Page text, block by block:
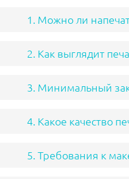
1. Можно ли
2. Как выглядит
3. Минимальный
4. Какое качество
5. Требования к